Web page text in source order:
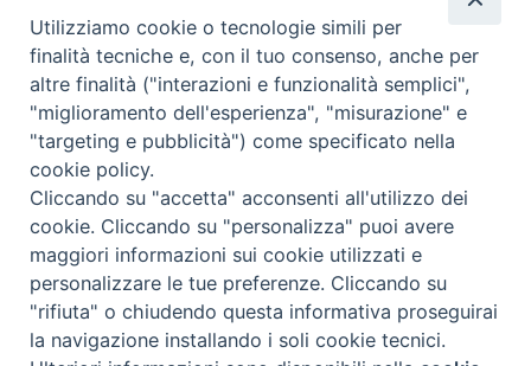
Piazza Santa
Maria della Neve, 1 - 08100 Nuoro NU
Tel. 0784 34790
Fax 0784 208263
diocesi@nuoro.chiesacattolica.it
Utilizziamo cookie o tecnologie simili per
finalità tecniche e, con il tuo consenso, anche per
altre finalità ("interazioni e funzionalità semplici",
"miglioramento dell'esperienza", "misurazione" e
"targeting e pubblicità") come specificato nella
cookie policy.
Cliccando su "accetta" acconsenti all'utilizzo dei
cookie. Cliccando su "personalizza" puoi avere
maggiori informazioni sui cookie utilizzati e
personalizzare le tue preferenze. Cliccando su
"rifiuta" o chiudendo questa informativa proseguirai
la navigazione installando i soli cookie tecnici.